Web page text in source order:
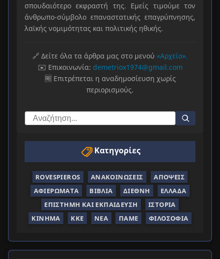
σπουδαιότερο εκφραστή της. Εμείς τιμούμε τον
άνθρωπο-σύμβολο επαναστατικής επαγρύπνησης,
λαϊκής νομιμότητας και πολιτικής ηθικής.
🔗 Δείτε όλα τα άρθρα μας στο μενού «Αρχείο».
✉️ Επικοινωνία: demetriox1974@gmail.com
🆓 Επιτρέπεται η αναδημοσίευση χωρίς
περιορισμούς.
Κατηγορίες
ROVESPIEROS ΑΝΑΚΟΙΝΏΣΕΙΣ
ΑΠΌΨΕΙΣ
ΑΦΙΕΡΏΜΑΤΑ
ΒΙΒΛΊΑ ΔΙΕΘΝΉ
ΕΛΛΆΔΑ
ΕΠΙΣΤΉΜΗ ΚΑΙ ΕΚΠΑΊΔΕΥΣΗ
ΙΣΤΟΡΊΑ
ΚΊΝΗΜΑ
ΚΚΕ ΝΈΑ ΠΑΜΕ ΦΙΛΟΣΟΦΊΑ